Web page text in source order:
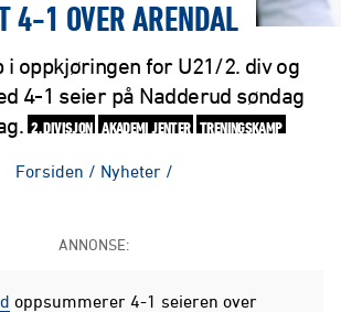
4-1 OVER ARENDAL
i oppkjøringen for U21/2. div og
4-1 seier på Nadderud søndag
2. DIVISJON AKADEMI JENTER TRENINGSKAMP
Forsiden / Nyheter /
ANNONSE:
oppsummerer 4-1 seieren over